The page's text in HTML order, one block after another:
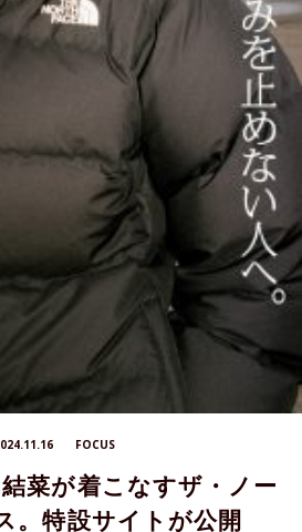
FOCUS
菜が着こなすザ・ノー
。特設サイトが公開